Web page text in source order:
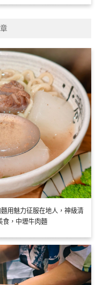
用魅力征服在地人，神級清
食，中壢牛肉麵